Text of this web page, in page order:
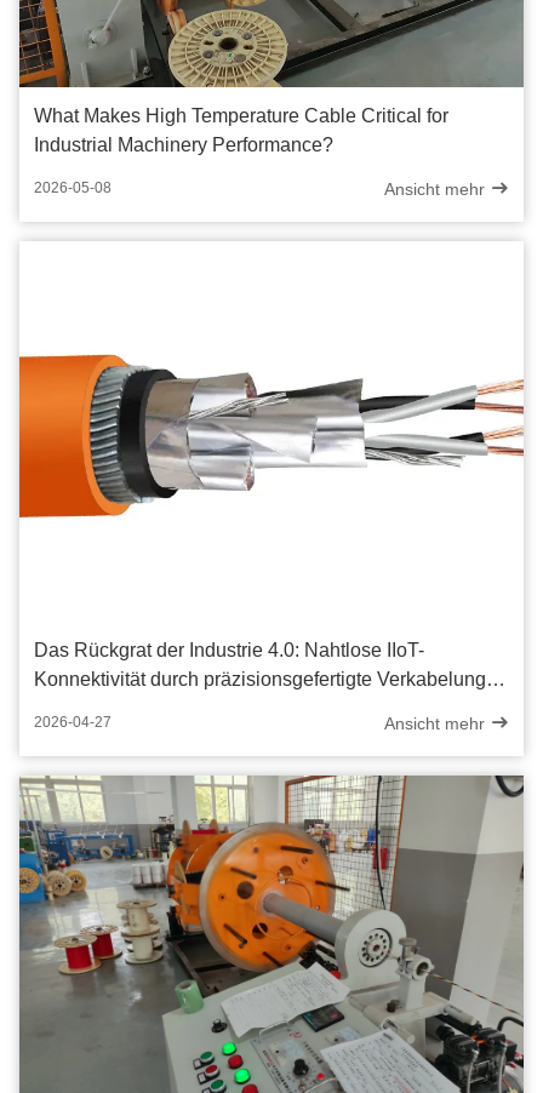
What Makes High Temperature Cable Critical for
Industrial Machinery Performance?
2026-05-08 Ansicht mehr
Das Rückgrat der Industrie 4.0: Nahtlose IIoT-
Konnektivität durch präzisionsgefertigte Verkabelung
2026-04-27 Ansicht mehr